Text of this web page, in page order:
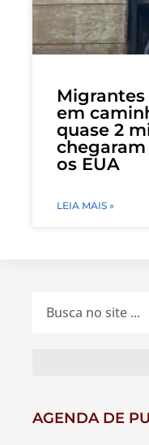
em
quase 2
os EUA
LEIA MAIS »
AGENDA DE